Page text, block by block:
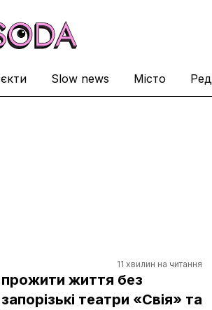
Slow news Місто
11 хвилин на читання
життя без
театри «Свія» та